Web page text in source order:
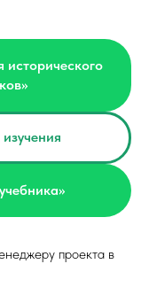
исторического
проекта в